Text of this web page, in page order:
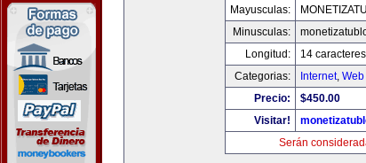
Mayusculas:
Minusculas:
Longitud:
14 caracteres
Categorias:
Internet,
Precio:
$450.00
Visitar!
Serán